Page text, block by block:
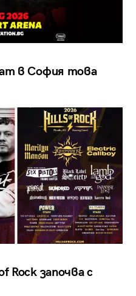
в София това
Rock започва с